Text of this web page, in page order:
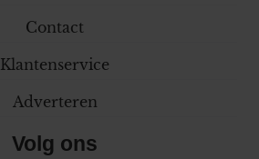
Contact
Klantenservice
Adverteren
Volg ons